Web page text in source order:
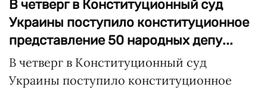
В четверг в Конституционный суд
Украины поступило конституционное
представление 50 народных депу...
В четверг в Конституционный суд
Украины поступило конституционное